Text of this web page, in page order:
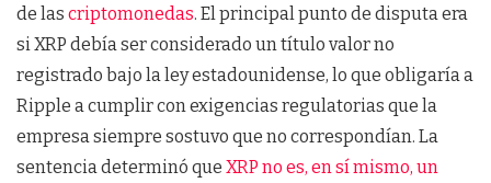
de las criptomonedas. El principal punto de disputa era
si XRP debía ser considerado un título valor no
registrado bajo la ley estadounidense, lo que obligaría a
Ripple a cumplir con exigencias regulatorias que la
empresa siempre sostuvo que no correspondían. La
sentencia determinó que XRP no es, en sí mismo, un